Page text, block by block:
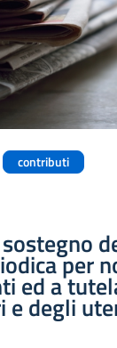
contributi
per
ed a
e degli